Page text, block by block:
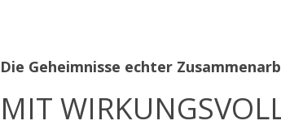
Die Geheimnisse echter
MIT